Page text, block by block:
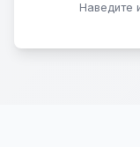
Наведите